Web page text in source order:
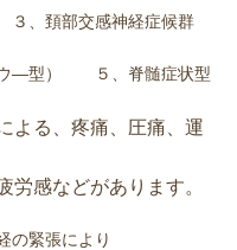
頚部交感神経症候群
ウ―型） ５、脊髄症状型
よる、疼痛、圧痛、運
労感などがあります。
の緊張により